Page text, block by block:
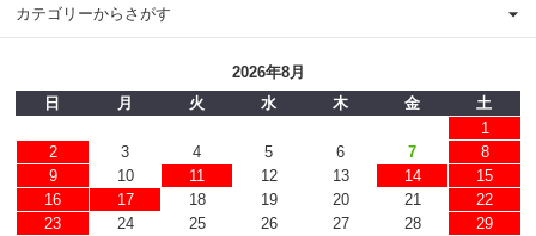
カテゴリーからさがす
2026年8月
日
月 火 水 木 金
土
1
2
3 4 5 6 7
8
9
10 11 12 13 14
15
16
17 18 19 20 21
22
23
24 25 26 27 28
29